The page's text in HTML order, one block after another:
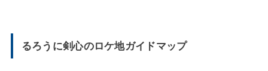
るろうに剣心のロケ地ガイドマップ